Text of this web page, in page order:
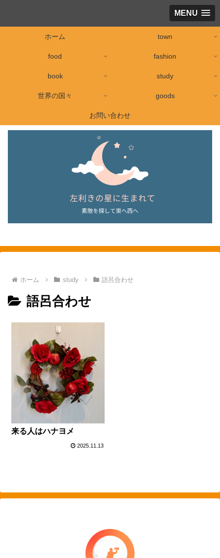
MENU
ホーム town
food fashion
book study
世界の国々 goods
お問い合わせ
ホーム study 語呂合わせ
語呂合わせ
来る人はハナヨメ
2025.11.13